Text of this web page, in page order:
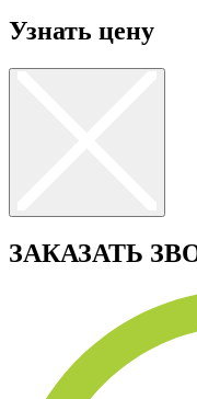
Узнать цену
ЗАКАЗАТЬ